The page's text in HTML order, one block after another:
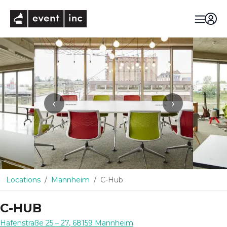
‹ ›
Locations Mannheim C-Hub
C-HUB
Hafenstraße 25 – 27, 68159 Mannheim